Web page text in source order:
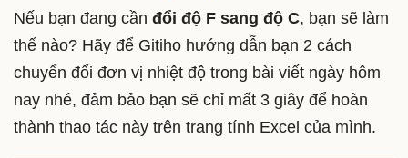
Nếu bạn đang cần đổi độ F sang độ C, bạn sẽ làm
thế nào? Hãy để Gitiho hướng dẫn bạn 2 cách
chuyển đổi đơn vị nhiệt độ trong bài viết ngày hôm
nay nhé, đảm bảo bạn sẽ chỉ mất 3 giây để hoàn
thành thao tác này trên trang tính Excel của mình.